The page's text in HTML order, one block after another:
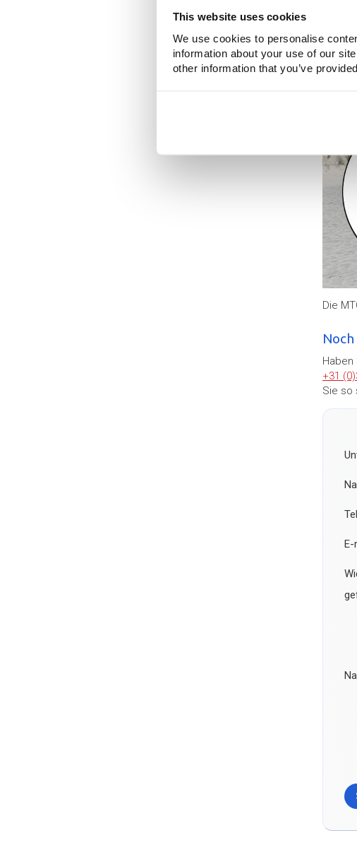
This website uses cookies
We use cookies to personalise
information about your use of our
other information that you’ve
Die
Noch
+31
Sie so
E-